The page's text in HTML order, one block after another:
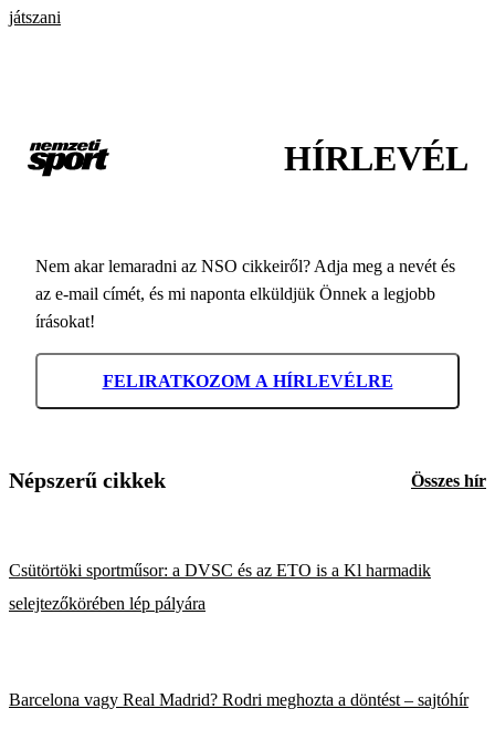
játszani
HÍRLEVÉL
Nem akar lemaradni az NSO cikkeiről? Adja meg a nevét és
az e-mail címét, és mi naponta elküldjük Önnek a legjobb
írásokat!
FELIRATKOZOM A HÍRLEVÉLRE
Népszerű cikkek Összes hír
Csütörtöki sportműsor: a DVSC és az ETO is a Kl harmadik
selejtezőkörében lép pályára
Barcelona vagy Real Madrid? Rodri meghozta a döntést – sajtóhír